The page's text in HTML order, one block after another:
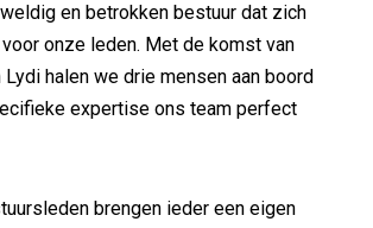
en betrokken bestuur dat zich
onze leden. Met de komst van
Lydi halen we drie mensen aan boord
expertise ons team perfect
brengen ieder een eigen